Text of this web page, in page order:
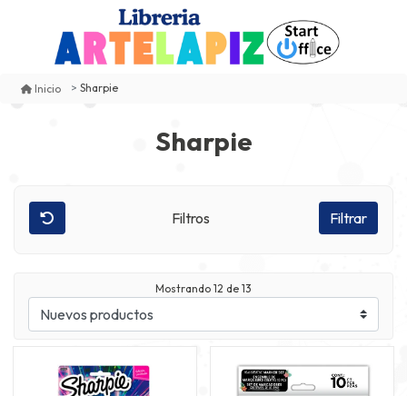
Inicio Sharpie
Sharpie
Filtros Filtrar
Mostrando 12 de 13